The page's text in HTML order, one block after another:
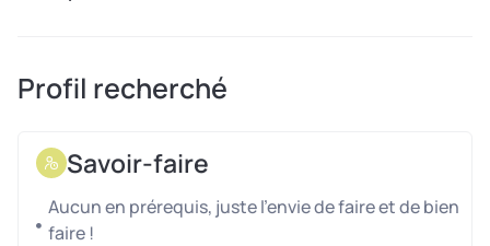
Missions
En tant que stagiaire, vous participerez aux différentes
tâches agricoles liées aux activités saisonnières de la
ferme, principalement autour de la vigne et de l’élevage
bovin.
Profil recherché
Savoir-faire
Aucun en prérequis, juste l'envie de faire et de bien
faire !